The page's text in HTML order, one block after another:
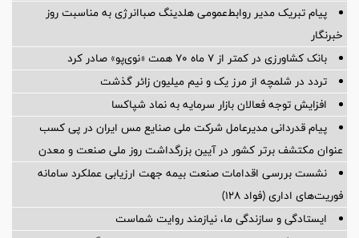
پیام تبریک مدیر روابط‌عمومی هلدینگ صباانرژی به مناسبت روز
خبرنگار
بانک کشاورزی در کمتر از ۷ ماه ۷۰ همت «نوی‌پو» صادر کرد
تردد در شلمچه از مرز یک و نیم میلیون زائر گذشت
افزایش توجه فعالان بازار سرمایه به نماد شپاکسا
پیام قدردانی مدیرعامل شرکت ملی صنایع مس ایران در پی کسب
عنوان مکتشف برتر کشور در آیین بزرگداشت روز ملی صنعت و معدن
نشست بررسی اقدامات صنعت بیمه جهت ارزیابی عملکرد سامانه
فوریت‌های اداری (فواد ۱۲۸)
ایستادگی و سازندگی ما، نیازمند روایت شماست